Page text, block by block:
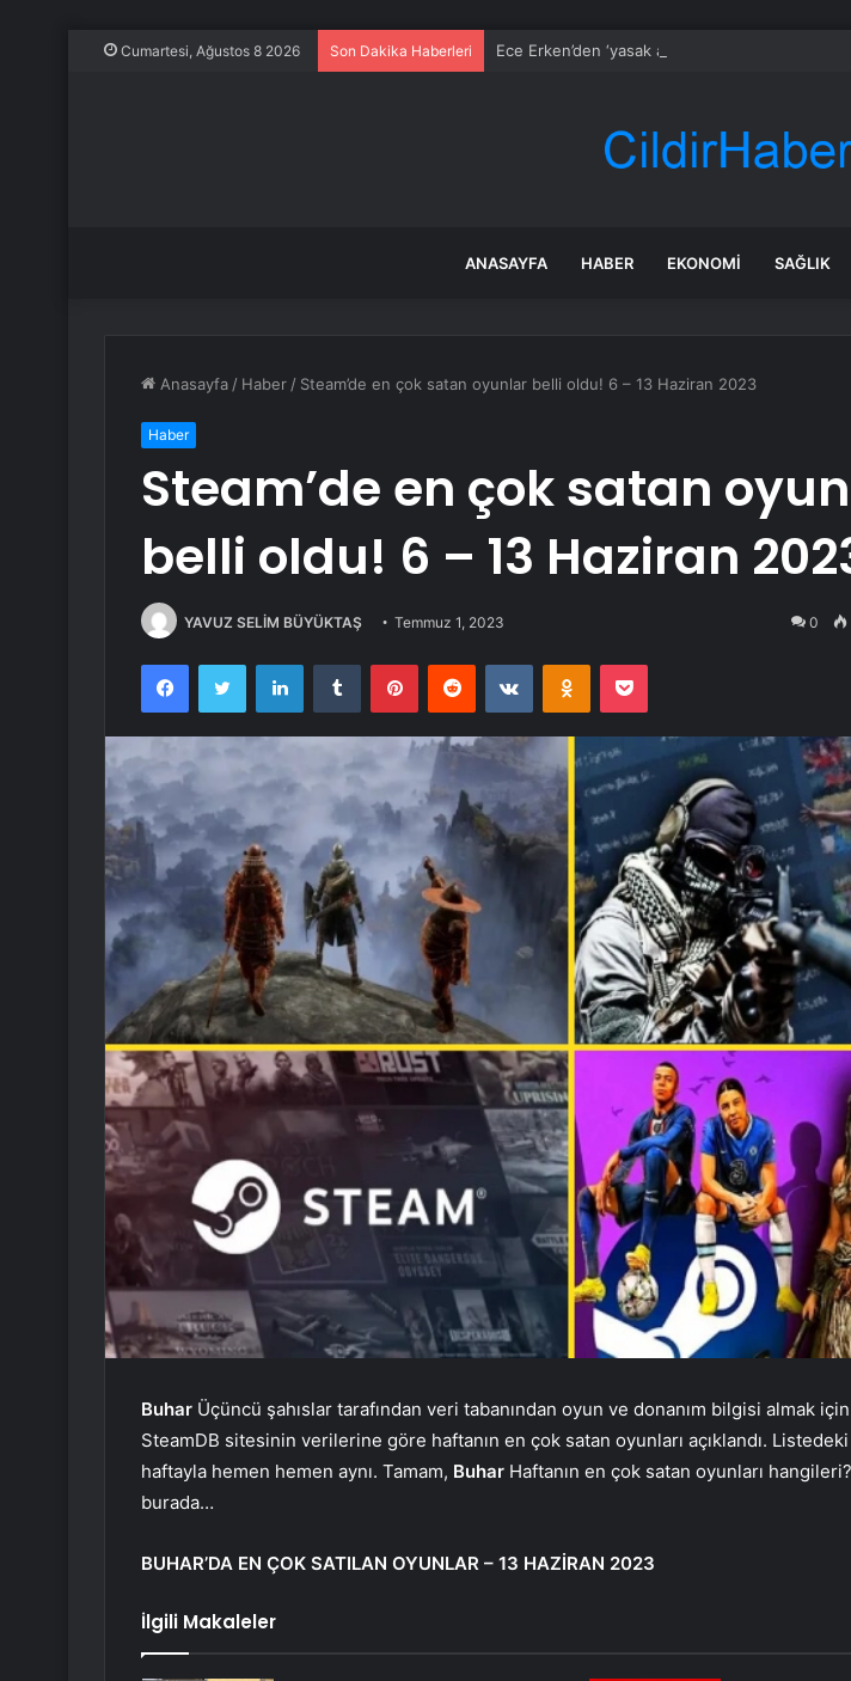
Cumartesi, Ağustos 8 2026 Son Dakika Haberleri Ece Erken’den ‘yasak aşk’ açıklaması: Hukuki
ANASAYFA HABER EKONOMI SAĞLIK
Anasayfa / Haber / Steam’de en çok satan oyunlar belli oldu! 6 – 13 Haziran 2023
Haber
Steam’de en çok satan
belli oldu! 6 – 13 Haziran
YAVUZ SELİM BÜYÜKTAŞ Temmuz 1, 2023 0
FacebookTwitter LinkedInTumblr PinterestReddit VKontakteOdnoklassniki
Pocket
Buhar Üçüncü şahıslar tarafından veri tabanından oyun ve donanım bilgisi almak
SteamDB sitesinin verilerine göre haftanın en çok satan oyunları açıklandı.
haftayla hemen hemen aynı. Tamam, Buhar Haftanın en çok satan oyunları
burada…
BUHAR’DA EN ÇOK SATILAN OYUNLAR – 13 HAZİRAN 2023
İlgili Makaleler